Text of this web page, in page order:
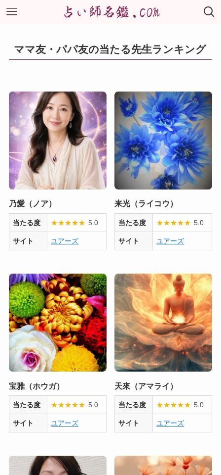
ママ友・パパ友の当たる先生ランキング
乃愛（ノア）
当たる度 ★★★★★ 5.0
サイト ユアーズ
来光（ライコウ）
当たる度 ★★★★★ 5.0
サイト ユアーズ
宝雅（ホウガ）
当たる度 ★★★★★ 5.0
サイト ユアーズ
天來（アマライ）
当たる度 ★★★★★ 5.0
サイト ユアーズ